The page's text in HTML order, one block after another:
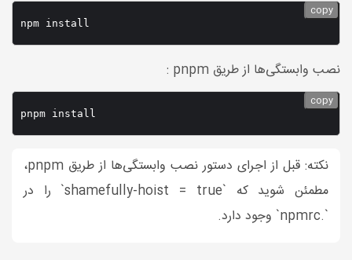
npm install
copy
نصب وابستگی‌ها از طریق pnpm :
pnpm install
copy
نکته: قبل از اجرای دستور نصب وابستگی‌ها از طریق pnpm،
مطمئن شوید که `shamefully-hoist = true` را در
`.npmrc` وجود دارد.